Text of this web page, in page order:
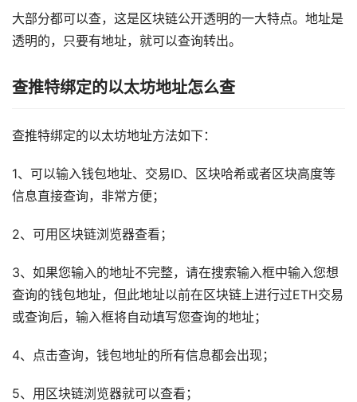
大部分都可以查，这是区块链公开透明的一大特点。地址是
透明的，只要有地址，就可以查询转出。
查推特绑定的以太坊地址怎么查
查推特绑定的以太坊地址方法如下：
1、可以输入钱包地址、交易ID、区块哈希或者区块高度等
信息直接查询，非常方便；
2、可用区块链浏览器查看；
3、如果您输入的地址不完整，请在搜索输入框中输入您想
查询的钱包地址，但此地址以前在区块链上进行过ETH交易
或查询后，输入框将自动填写您查询的地址；
4、点击查询，钱包地址的所有信息都会出现；
5、用区块链浏览器就可以查看；